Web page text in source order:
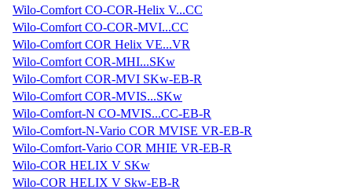
Wilo-Comfort CO-COR-Helix V...CC
Wilo-Comfort CO-COR-MVI...CC
Wilo-Comfort COR Helix VE...VR
Wilo-Comfort COR-MHI...SKw
Wilo-Comfort COR-MVI SKw-EB-R
Wilo-Comfort COR-MVIS...SKw
Wilo-Comfort-N CO-MVIS...CC-EB-R
Wilo-Comfort-N-Vario COR MVISE VR-EB-R
Wilo-Comfort-Vario COR MHIE VR-EB-R
Wilo-COR HELIX V SKw
Wilo-COR HELIX V Skw-EB-R